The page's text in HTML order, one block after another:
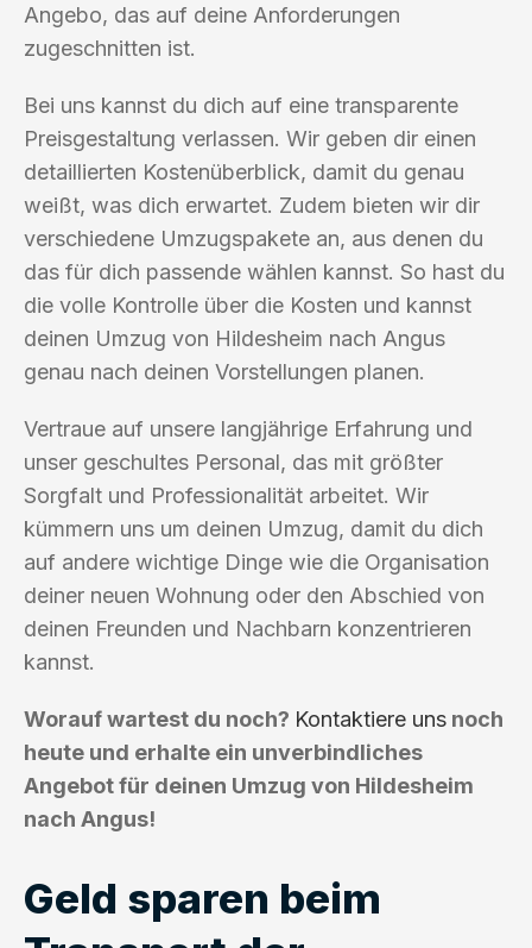
Angebo, das auf deine Anforderungen
zugeschnitten ist.
Bei uns kannst du dich auf eine transparente
Preisgestaltung verlassen. Wir geben dir einen
detaillierten Kostenüberblick, damit du genau
weißt, was dich erwartet. Zudem bieten wir dir
verschiedene Umzugspakete an, aus denen du
das für dich passende wählen kannst. So hast du
die volle Kontrolle über die Kosten und kannst
deinen Umzug von Hildesheim nach Angus
genau nach deinen Vorstellungen planen.
Vertraue auf unsere langjährige Erfahrung und
unser geschultes Personal, das mit größter
Sorgfalt und Professionalität arbeitet. Wir
kümmern uns um deinen Umzug, damit du dich
auf andere wichtige Dinge wie die Organisation
deiner neuen Wohnung oder den Abschied von
deinen Freunden und Nachbarn konzentrieren
kannst.
Worauf wartest du noch? Kontaktiere uns noch
heute und erhalte ein unverbindliches
Angebot für deinen Umzug von Hildesheim
nach Angus!
Geld sparen beim